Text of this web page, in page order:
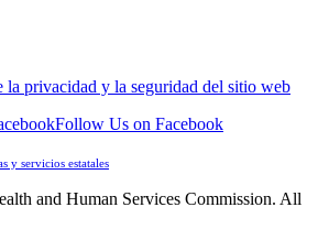
la privacidad y la seguridad del sitio web
Follow Us on Facebook
y servicios estatales
and Human Services Commission. All